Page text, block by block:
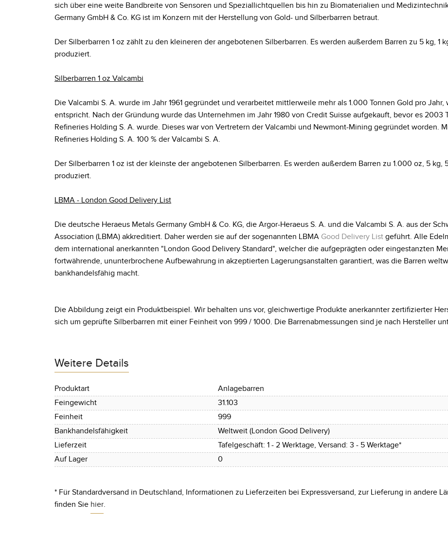
sich über eine weite Bandbreite von Sensoren und Speziallichtquellen bis hin zu Biomaterialien und
Germany GmbH & Co. KG ist im Konzern mit der Herstellung von Gold- und Silberbarren betraut.
Der Silberbarren 1 oz zählt zu den kleineren der angebotenen Silberbarren. Es werden außerdem Barren zu 5 kg, 1
produziert.
Silberbarren 1 oz Valcambi
Die Valcambi S. A. wurde im Jahr 1961 gegründet und verarbeitet mittlerweile mehr als 1.000 Tonnen Gold pro
entspricht. Nach der Gründung wurde das Unternehmen im Jahr 1980 von Credit Suisse aufgekauft, bevor es 2003
Refineries Holding S. A. wurde. Dieses war von Vertretern der Valcambi und Newmont-Mining gegründet worden.
Refineries Holding S. A. 100 % der Valcambi S. A.
Der Silberbarren 1 oz ist der kleinste der angebotenen Silberbarren. Es werden außerdem Barren zu 1.000 oz, 5
produziert.
LBMA - London Good Delivery List
Die deutsche Heraeus Metals Germany GmbH & Co. KG, die Argor-Heraeus S. A. und die Valcambi S. A. aus der
Association (LBMA) akkreditiert. Daher werden sie auf der sogenannten LBMA Good Delivery List geführt. Alle
dem international anerkannten "London Good Delivery Standard", welcher die aufgeprägten oder eingestanzten
fortwährende, ununterbrochene Aufbewahrung in akzeptierten Lagerungsanstalten garantiert, was die Barren
bankhandelsfähig macht.
Die Abbildung zeigt ein Produktbeispiel. Wir behalten uns vor, gleichwertige Produkte anerkannter zertifizierter
sich um geprüfte Silberbarren mit einer Feinheit von 999 / 1000. Die Barrenabmessungen sind je nach Hersteller
Weitere Details
Produktart
Anlagebarren
Feingewicht
31.103
Feinheit
999
Bankhandelsfähigkeit
Weltweit (London Good Delivery)
Lieferzeit
Tafelgeschäft: 1 - 2 Werktage, Versand: 3 - 5 Werktage*
Auf Lager
0
* Für Standardversand in Deutschland, Informationen zu Lieferzeiten bei Expressversand, zur Lieferung in andere
finden Sie hier.